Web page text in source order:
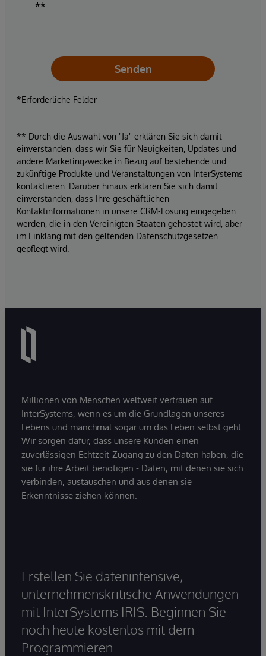
**
Senden
*Erforderliche Felder
** Durch die Auswahl von "Ja" erklären Sie sich damit
einverstanden, dass wir Sie für Neuigkeiten, Updates und
andere Marketingzwecke in Bezug auf bestehende und
zukünftige Produkte und Veranstaltungen von InterSystems
kontaktieren. Darüber hinaus erklären Sie sich damit
einverstanden, dass Ihre geschäftlichen
Kontaktinformationen in unsere CRM-Lösung eingegeben
werden, die in den Vereinigten Staaten gehostet wird, aber
im Einklang mit den geltenden Datenschutzgesetzen
gepflegt wird.
Millionen von Menschen weltweit vertrauen auf
InterSystems, wenn es um die Grundlagen unseres
Lebens und manchmal sogar um das Leben selbst geht.
Wir sorgen dafür, dass unsere Kunden einen
zuverlässigen Echtzeit-Zugang zu den Daten haben, die
sie für ihre Arbeit benötigen - Daten, mit denen sie sich
verbinden, austauschen und aus denen sie
Erkenntnisse ziehen können.
Erstellen Sie datenintensive,
unternehmenskritische Anwendungen
mit InterSystems IRIS. Beginnen Sie
noch heute kostenlos mit dem
Programmieren.